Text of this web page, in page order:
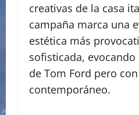
creativas de la casa
campaña marca una
estética más
sofisticada,
de Tom Ford pero
contemporáneo.